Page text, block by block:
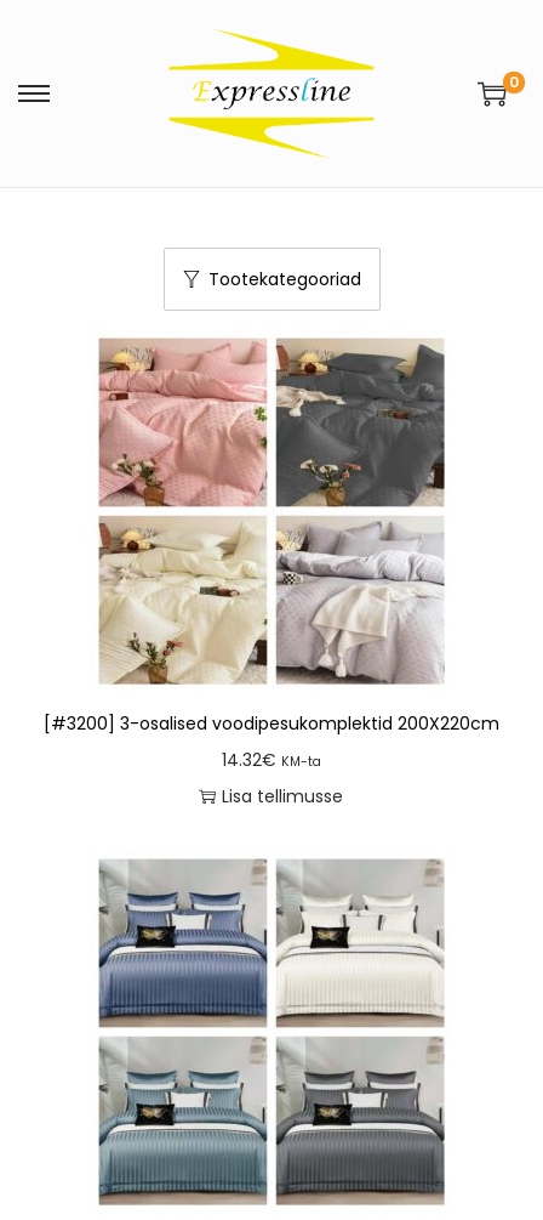
0
Tootekategooriad
[#3200] 3-osalised voodipesukomplektid 200X220cm
14.32€ KM-ta
Lisa tellimusse